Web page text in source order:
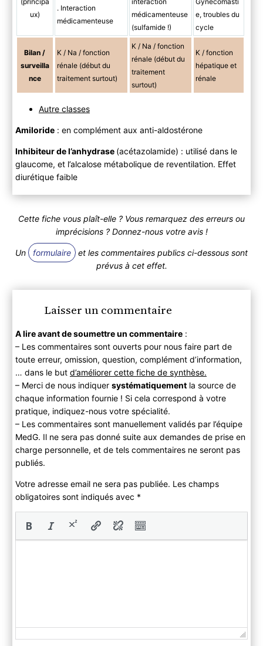
ux)
. Interaction
médicamenteuse
médicamenteuse
(sulfamide !)
e, troubles du
cycle
Bilan /
surveilla
nce
K / Na / fonction
rénale (début du
traitement surtout)
K / Na / fonction
rénale (début du
traitement
surtout)
K / fonction
hépatique et
rénale
Autre classes
Amiloride: en complément aux anti-aldostérone
Inhibiteur de l’anhydrase (acétazolamide) : utilisé dans le
glaucome, et l’alcalose métabolique de reventilation. Effet
diurétique faible
Cette fiche vous plaît-elle ? Vous remarquez des erreurs ou
imprécisions ? Donnez-nous votre avis !
Un formulaire
et les commentaires publics ci-dessous sont
prévus à cet effet.
Laisser un commentaire
A lire avant de soumettre un commentaire:
– Les commentaires sont ouverts pour nous faire part de
toute erreur, omission, question, complément d’information,
… dans le but d’améliorer cette fiche de synthèse.
– Merci de nous indiquer systématiquementla source de
chaque information fournie ! Si cela correspond à votre
pratique, indiquez-nous votre spécialité.
– Les commentaires sont manuellement validés par l’équipe
MedG. Il ne sera pas donné suite aux demandes de prise en
charge personnelle, et de tels commentaires ne seront pas
publiés.
Votre adresse email ne sera pas publiée. Les champs
obligatoires sont indiqués avec *